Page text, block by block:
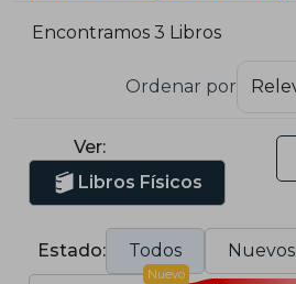
Encontramos 3 Libros
Ordenar por
Ver:
Libros Físicos
Estado: Todos Nuevos
Nuevo